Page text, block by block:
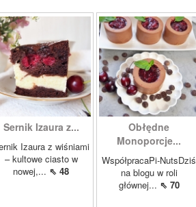
Sernik Izaura z...
Izaura z wiśniami
– kultowe ciasto w
nowej,... ⇖ 48
Obłędne
Monoporcje...
WspółpracaPi-NutsDziś
na blogu w roli
głównej... ⇖ 70